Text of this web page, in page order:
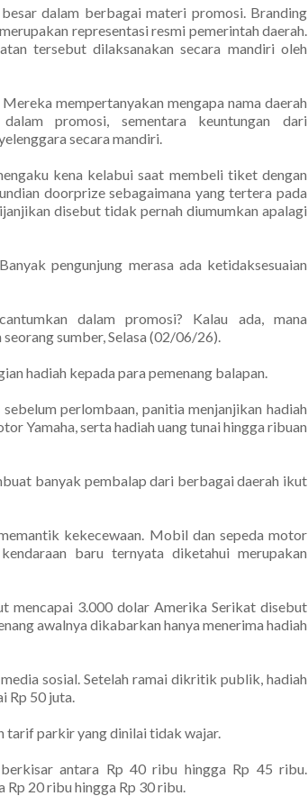
dalam berbagai materi promosi. Branding
representasi resmi pemerintah daerah.
tersebut dilaksanakan secara mandiri oleh
mempertanyakan mengapa nama daerah
promosi, sementara keuntungan dari
secara mandiri.
kena kelabui saat membeli tiket dengan
doorprize sebagaimana yang tertera pada
disebut tidak pernah diumumkan apalagi
pengunjung merasa ada ketidaksesuaian
dalam promosi? Kalau ada, mana
sumber, Selasa (02/06/26).
hadiah kepada para pemenang balapan.
perlombaan, panitia menjanjikan hadiah
Yamaha, serta hadiah uang tunai hingga ribuan
banyak pembalap dari berbagai daerah ikut
kekecewaan. Mobil dan sepeda motor
baru ternyata diketahui merupakan
mencapai 3.000 dolar Amerika Serikat disebut
awalnya dikabarkan hanya menerima hadiah
sosial. Setelah ramai dikritik publik, hadiah
Rp 50 juta.
tarif parkir yang dinilai tidak wajar.
antara Rp 40 ribu hingga Rp 45 ribu.
Rp 20 ribu hingga Rp 30 ribu.